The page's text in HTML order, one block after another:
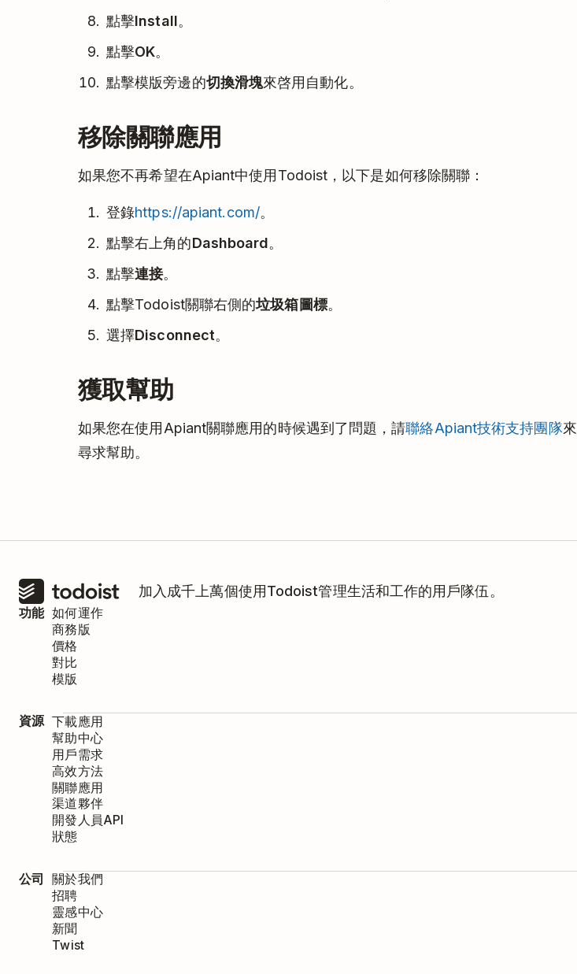
點擊Install。
點擊OK。
點擊模版旁邊的切換滑塊來啓用自動化。
移除關聯應用
如果您不再希望在Apiant中使用Todoist，以下是如何移除關聯：
登錄https://apiant.com/。
點擊右上角的Dashboard。
點擊連接。
點擊Todoist關聯右側的垃圾箱圖標。
選擇Disconnect。
獲取幫助
如果您在使用Apiant關聯應用的時候遇到了問題，請聯絡Apiant技術支持團隊來
尋求幫助。
加入成千上萬個使用Todoist管理生活和工作的用戶隊伍。
功能 如何運作
商務版
價格
對比
模版
資源 下載應用
幫助中心
用戶需求
高效方法
關聯應用
渠道夥伴
開發人員API
狀態
公司
關於我們
招聘
靈感中心
新聞
Twist